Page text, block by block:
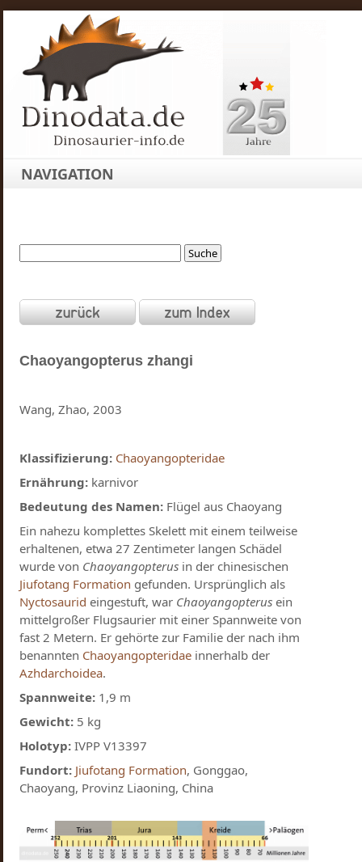
NAVIGATION
Chaoyangopterus zhangi
Wang, Zhao, 2003
Klassifizierung: Chaoyangopteridae
Ernährung: karnivor
Bedeutung des Namen: Flügel aus Chaoyang
Ein nahezu komplettes Skelett mit einem teilweise
erhaltenen, etwa 27 Zentimeter langen Schädel
wurde von Chaoyangopterus in der chinesischen
Jiufotang Formation gefunden. Ursprünglich als
Nyctosaurid eingestuft, war Chaoyangopterus ein
mittelgroßer Flugsaurier mit einer Spannweite von
fast 2 Metern. Er gehörte zur Familie der nach ihm
benannten Chaoyangopteridae innerhalb der
Azhdarchoidea.
Spannweite: 1,9 m
Gewicht: 5 kg
Holotyp:IVPP V13397
Fundort: Jiufotang Formation, Gonggao,
Chaoyang, Provinz Liaoning, China